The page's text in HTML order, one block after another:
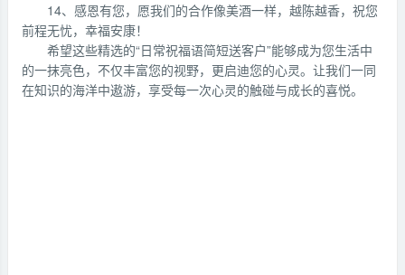
14、感恩有您，愿我们的合作像美酒一样，越陈越香，祝您
前程无忧，幸福安康！
希望这些精选的“日常祝福语简短送客户”能够成为您生活中
的一抹亮色，不仅丰富您的视野，更启迪您的心灵。让我们一同
在知识的海洋中遨游，享受每一次心灵的触碰与成长的喜悦。